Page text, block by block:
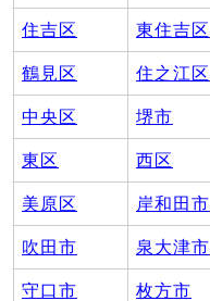
住吉区 東住吉区
鶴見区 住之江区
中央区 堺市
東区 西区
美原区 岸和田市
吹田市 泉大津市
守口市 枚方市